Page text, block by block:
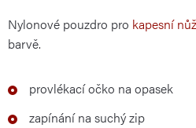
Nylonové pouzdro pro kapesní nůž
barvě.
provlékací očko na opasek
zapínání na suchý zip